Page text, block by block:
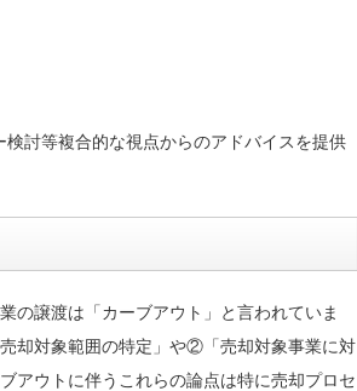
討等複合的な視点からのアドバイスを提供
の譲渡は「カーブアウト」と言われていま
却対象範囲の特定」や②「売却対象事業に対
アウトに伴うこれらの論点は特に売却プロセ